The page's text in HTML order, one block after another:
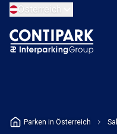
Österreich
Parken in Österreich